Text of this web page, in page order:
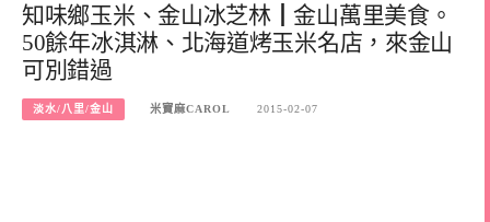
知味鄉玉米、金山冰芝林┃金山萬里美食。
50餘年冰淇淋、北海道烤玉米名店，來金山
可別錯過
淡水/八里/金山 米寶麻CAROL 2015-02-07